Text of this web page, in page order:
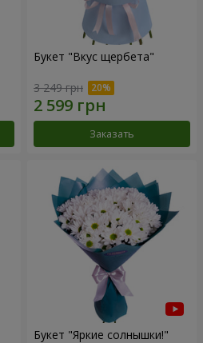
Букет "Вкус щербета"
3 249 грн
Заказать
Букет "Яркие солнышки!"